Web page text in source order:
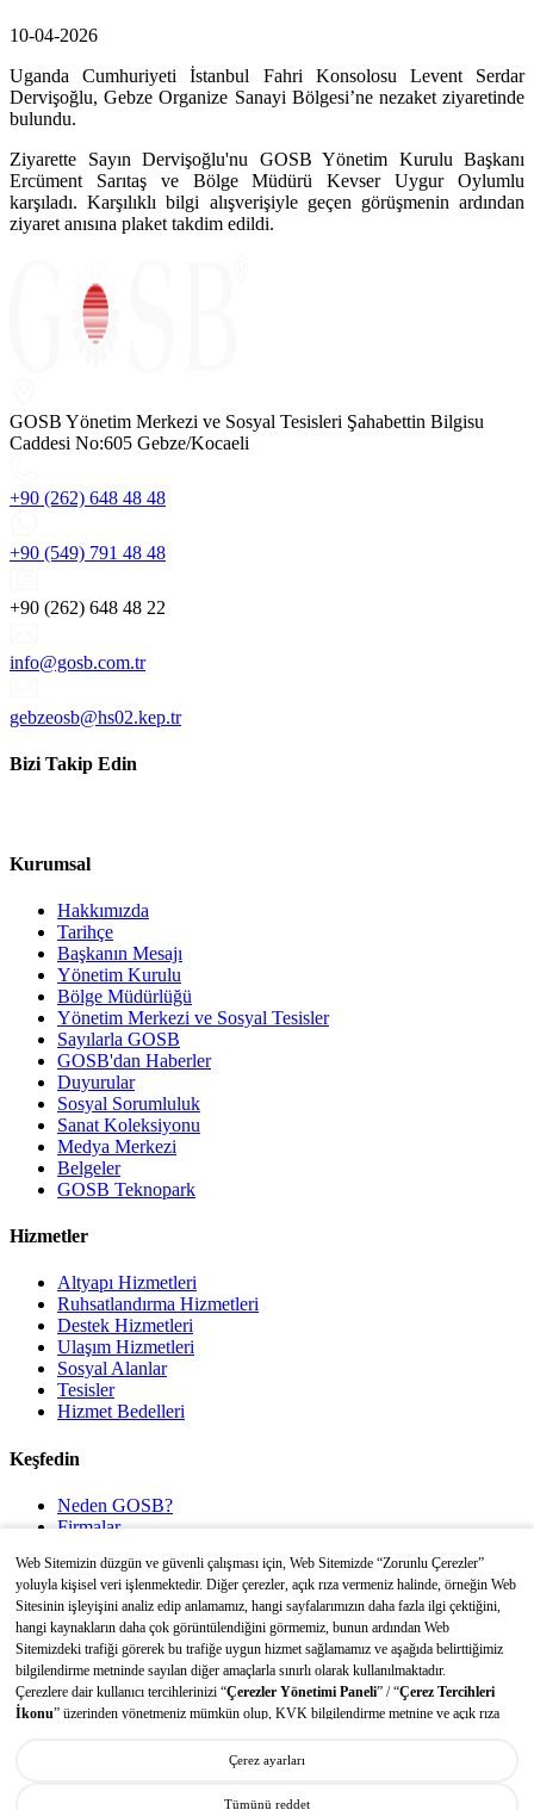
10-04-2026
Uganda Cumhuriyeti İstanbul Fahri Konsolosu Levent Serdar
Dervişoğlu, Gebze Organize Sanayi Bölgesi’ne nezaket ziyaretinde
bulundu.
Ziyarette Sayın Dervişoğlu'nu GOSB Yönetim Kurulu Başkanı
Ercüment Sarıtaş ve Bölge Müdürü Kevser Uygur Oylumlu
karşıladı. Karşılıklı bilgi alışverişiyle geçen görüşmenin ardından
ziyaret anısına plaket takdim edildi.
GOSB Yönetim Merkezi ve Sosyal Tesisleri Şahabettin Bilgisu
Caddesi No:605 Gebze/Kocaeli
+90 (262) 648 48 48
+90 (549) 791 48 48
+90 (262) 648 48 22
info@gosb.com.tr
gebzeosb@hs02.kep.tr
Bizi Takip Edin
Kurumsal
Hakkımızda
Tarihçe
Başkanın Mesajı
Yönetim Kurulu
Bölge Müdürlüğü
Yönetim Merkezi ve Sosyal Tesisler
Sayılarla GOSB
GOSB'dan Haberler
Duyurular
Sosyal Sorumluluk
Sanat Koleksiyonu
Medya Merkezi
Belgeler
GOSB Teknopark
Hizmetler
Altyapı Hizmetleri
Ruhsatlandırma Hizmetleri
Destek Hizmetleri
Ulaşım Hizmetleri
Sosyal Alanlar
Tesisler
Hizmet Bedelleri
Keşfedin
Neden GOSB?
Firmalar
İletişim
Yasal
KVKK
Çerez Açık Rıza Metni
Çerez Politikası
Web Sitemizin düzgün ve güvenli çalışması için, Web Sitemizde “Zorunlu Çerezler”
yoluyla kişisel veri işlenmektedir. Diğer çerezler, açık rıza vermeniz halinde, örneğin Web
Sitesinin işleyişini analiz edip anlamamız, hangi sayfalarımızın daha fazla ilgi çektiğini,
hangi kaynakların daha çok görüntülendiğini görmemiz, bunun ardından Web
Sitemizdeki trafiği görerek bu trafiğe uygun hizmet sağlamamız ve aşağıda belirttiğimiz
bilgilendirme metninde sayılan diğer amaçlarla sınırlı olarak kullanılmaktadır.
Çerezlere dair kullanıcı tercihlerinizi “Çerezler Yönetimi Paneli” / “Çerez Tercihleri
İkonu” üzerinden yönetmeniz mümkün olup, KVK bilgilendirme metnine ve açık rıza
Çerez ayarları
Tümünü reddet